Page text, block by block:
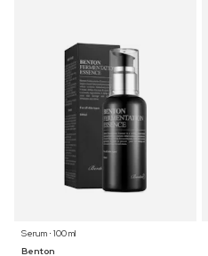
Serum ⋅ 100 ml
Benton